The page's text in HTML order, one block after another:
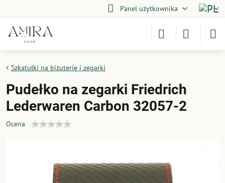
Panel użytkownika
Szkatułki na biżuterię i zegarki
Pudełko na zegarki Friedrich
Lederwaren Carbon 32057-2
Ocena